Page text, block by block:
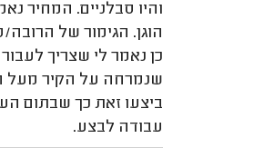
והיו סבלניים. המחיר
הוגן. הגימור של
כן נאמר לי שצריך
שנמרחה על הקיר מעל
ביצעו זאת כך שבתום
עבודה לבצע.